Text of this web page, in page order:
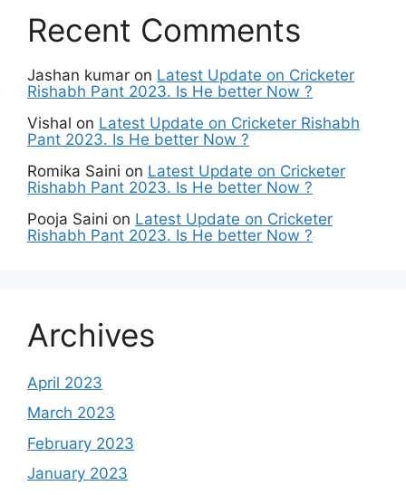
Recent Comments
Jashan kumar on Latest Update on Cricketer
Rishabh Pant 2023. Is He better Now ?
Vishal on Latest Update on Cricketer Rishabh
Pant 2023. Is He better Now ?
Romika Saini on Latest Update on Cricketer
Rishabh Pant 2023. Is He better Now ?
Pooja Saini on Latest Update on Cricketer
Rishabh Pant 2023. Is He better Now ?
Archives
April 2023
March 2023
February 2023
January 2023